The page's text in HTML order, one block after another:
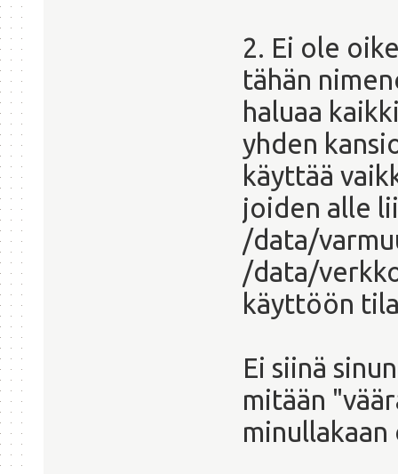
2. Ei ole
tähän
haluaa
yhden
käyttää
joiden alle
/data/
/data/
käyttöön
Ei siinä
mitään